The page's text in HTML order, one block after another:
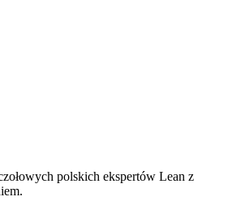
polskich ekspertów Lean z